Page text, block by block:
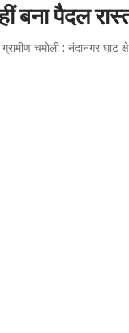
बना पैदल
चमोली : नंदानगर घाट